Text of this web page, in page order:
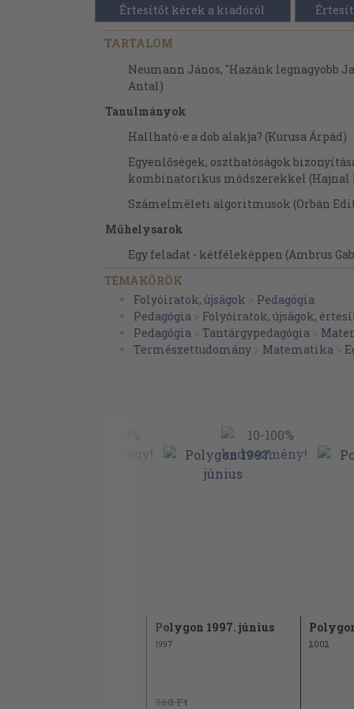
Értesítőt kérek a kiadóról
TARTALOM
Neumann János, "Hazánk legnagyobb
Antal)
Tanulmányok
Hallható-e a dob alakja? (Kurusa Árpád)
Egyenlőségek, oszthatóságok
kombinatorikus módszerekkel (Hajnal
Számelméleti algoritmusok (Orbán
Műhelysarok
Egy feladat - kétféleképpen (Ambrus
A függvény: "falevél-ér" és "DNS-szál"?
Szaniszló)
Albrecht Dürer egy ötszög
Egy megjegyzés a Morley-tételhez (H.
A Fibonacci sorozat mint a lineáris
Egy ötlet
Egy ötlet: Parkettázzuk ki! (Kosztolányi
TÉMAKÖRÖK
Folyóiratok, újságok > Pedagógia
Pedagógia > Folyóiratok, újságok,
Pedagógia > Tantárgypedagógia >
Természettudomány > Matematika >
Polygon 1997. június
1997
960 Ft
2002